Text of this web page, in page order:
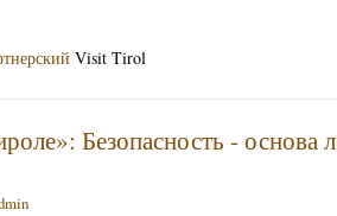
Visit Tirol
Безопасность - основа